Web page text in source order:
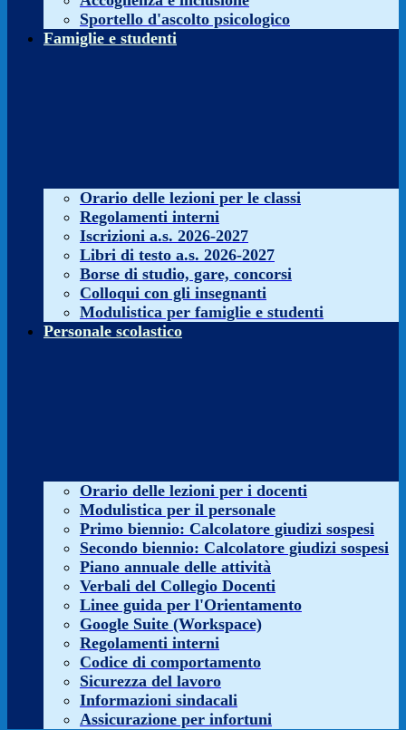
Sportello d'ascolto psicologico
Famiglie e studenti
Orario delle lezioni per le classi
Regolamenti interni
Iscrizioni a.s. 2026-2027
Libri di testo a.s. 2026-2027
Borse di studio, gare, concorsi
Colloqui con gli insegnanti
Modulistica per famiglie e studenti
Personale scolastico
Orario delle lezioni per i docenti
Modulistica per il personale
Primo biennio: Calcolatore giudizi sospesi
Secondo biennio: Calcolatore giudizi sospesi
Piano annuale delle attività
Verbali del Collegio Docenti
Linee guida per l'Orientamento
Google Suite (Workspace)
Regolamenti interni
Codice di comportamento
Sicurezza del lavoro
Informazioni sindacali
Assicurazione per infortuni